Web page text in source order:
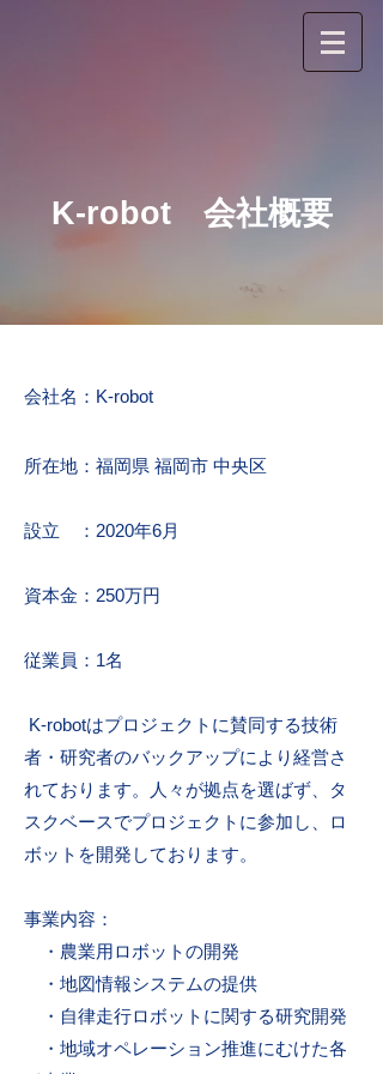
K-robot 会社概要
会社名：K-robot
所在地：福岡県 福岡市 中央区
設立 ：2020年6月
資本金：250万円
従業員：1名
K-robotはプロジェクトに賛同する技術
者・研究者のバックアップにより経営さ
れております。人々が拠点を選ばず、タ
スクベースでプロジェクトに参加し、ロ
ボットを開発しております。
事業内容：
・農業用ロボットの開発
・地図情報システムの提供
・自律走行ロボットに関する研究開発
・地域オペレーション推進にむけた各